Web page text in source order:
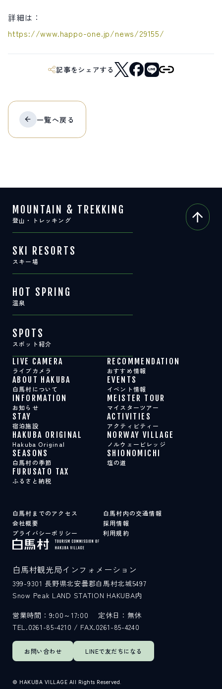
詳細は：
https://www.happo-one.jp/news/29155/
記事をシェアする
一覧へ戻る
MOUNTAIN & TREKKING
登山・トレッキング
SKI RESORTS
スキー場
HOT SPRING
温泉
SPOTS
スポット紹介
LIVE CAMERA
ライブカメラ
RECOMMENDATION
おすすめ情報
ABOUT HAKUBA
白馬村について
EVENTS
イベント情報
INFORMATION
お知らせ
MEISTER TOUR
マイスターツアー
STAY
宿泊施設
ACTIVITIES
アクティビティー
HAKUBA ORIGINAL
Hakuba Original
NORWAY VILLAGE
ノルウェービレッジ
SEASONS
白馬村の季節
SHIONOMICHI
塩の道
FURUSATO TAX
ふるさと納税
白馬村までのアクセス
白馬村内の交通情報
会社概要
採用情報
プライバシーポリシー
利用規約
お問い合わせ LINEで友だちになる
白馬村観光局インフォメーション
399-9301 長野県北安曇郡白馬村北城5497
Snow Peak LAND STATION HAKUBA内
営業時間：9:00～17:00
定休日：無休
TEL.0261-85-4210 / FAX.0261-85-4240
© HAKUBA VILLAGE All Rights Reserved.